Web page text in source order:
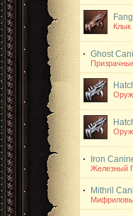
Клык
Ghost
Iron
Железный
Mithril